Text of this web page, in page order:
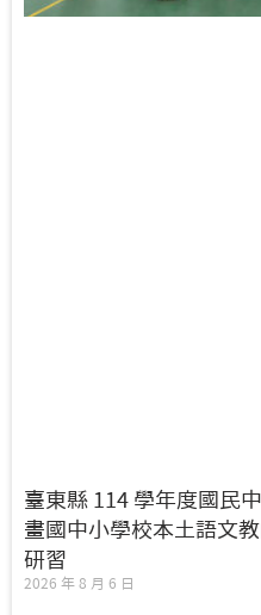
臺東縣 114 學年度國民
畫國中小學校本土語文
研習
2026 年 8 月 6 日